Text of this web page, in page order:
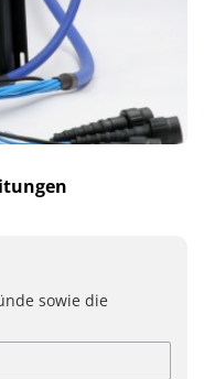
sowie die